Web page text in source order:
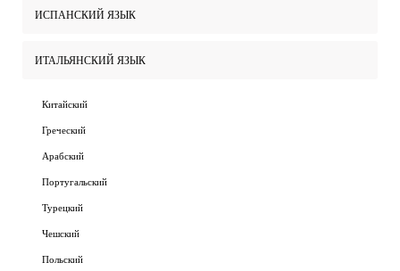
ИСПАНСКИЙ ЯЗЫК
ИТАЛЬЯНСКИЙ ЯЗЫК
Китайский
Греческий
Арабский
Португальский
Турецкий
Чешский
Польский